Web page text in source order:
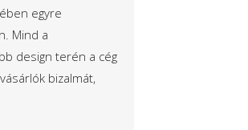
egyre
Mind a
design terén a cég
bizalmát,